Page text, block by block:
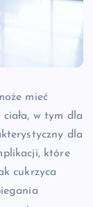
mieć
w tym dla
dla
które
cukrzyca